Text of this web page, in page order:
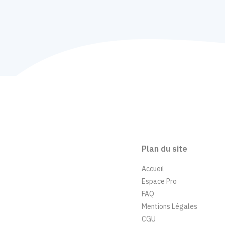
Plan du site
Accueil
Espace Pro
FAQ
Mentions Légales
CGU